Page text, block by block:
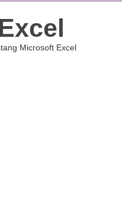
Microsoft Excel